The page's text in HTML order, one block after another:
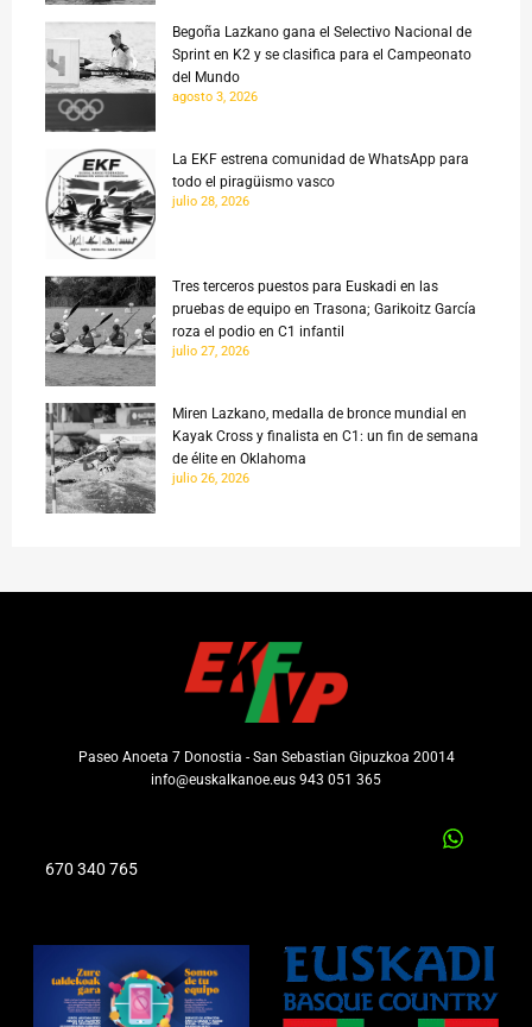
Begoña Lazkano gana el Selectivo Nacional de
Sprint en K2 y se clasifica para el Campeonato
del Mundo
agosto 3, 2026
La EKF estrena comunidad de WhatsApp para
todo el piragüismo vasco
julio 28, 2026
Tres terceros puestos para Euskadi en las
pruebas de equipo en Trasona; Garikoitz García
roza el podio en C1 infantil
julio 27, 2026
Miren Lazkano, medalla de bronce mundial en
Kayak Cross y finalista en C1: un fin de semana
de élite en Oklahoma
julio 26, 2026
Paseo Anoeta 7 Donostia - San Sebastian Gipuzkoa 20014
info@euskalkanoe.eus 943 051 365
670 340 765